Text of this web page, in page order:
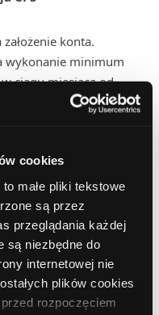
cookies
małe pliki tekstowe
są przez
przeglądania każdej
są niezbędne do
internetowej nie
plików cookies
rozpoczęciem
konta.
wykonanie minimum
ciągu miesiąca od
zachodząca między
pod warunkiem,
w ciągu 12